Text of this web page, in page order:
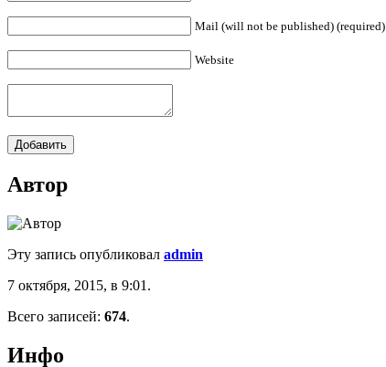
Mail (will not be published) (required)
Website
Автор
Эту запись опубликовал admin
7 октября, 2015, в 9:01.
Всего записей: 674.
Инфо